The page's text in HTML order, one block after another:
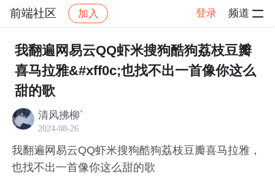
前端社区 加入 登录 频道
社区 前端社区 感慨 帖子详情
我翻遍网易云QQ虾米搜狗酷狗荔枝豆瓣
喜马拉雅&#xff0c;也找不出一首像你这么
甜的歌
清风拂柳`
2024-08-26
我翻遍网易云QQ虾米搜狗酷狗荔枝豆瓣喜马拉雅，
也找不出一首像你这么甜的歌